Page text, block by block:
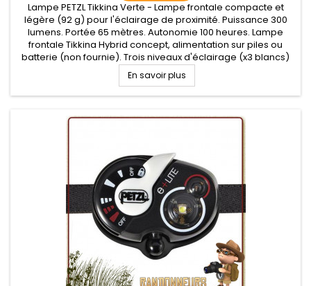
Lampe PETZL Tikkina Verte - Lampe frontale compacte et
légère (92 g) pour l'éclairage de proximité. Puissance 300
lumens. Portée 65 mètres. Autonomie 100 heures. Lampe
frontale Tikkina Hybrid concept, alimentation sur piles ou
batterie (non fournie). Trois niveaux d'éclairage (x3 blancs)
En savoir plus